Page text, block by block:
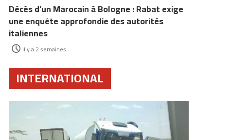
Décès d’un Marocain à Bologne : Rabat exige
une enquête approfondie des autorités
italiennes
il y a 2 semaines
INTERNATIONAL